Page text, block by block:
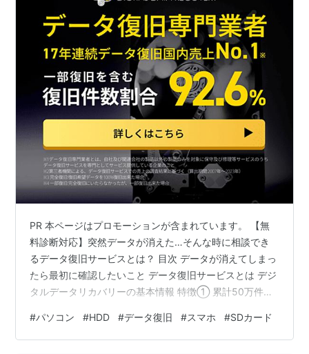
PR 本ページはプロモーションが含まれています。 【無
料診断対応】突然データが消えた…そんな時に相談でき
るデータ復旧サービスとは？ 目次 データが消えてしまっ
たら最初に確認したいこと データ復旧サービスとは デジ
タルデータリカバリーの基本情報 特徴① 累計50万件超
365日受付で相談しやすい 利用の流れ こんな方におすす
め まとめ 突然データが消えてしまった…そんな経験はあ
#パソコン #HDD #データ復旧 #スマホ #SDカード